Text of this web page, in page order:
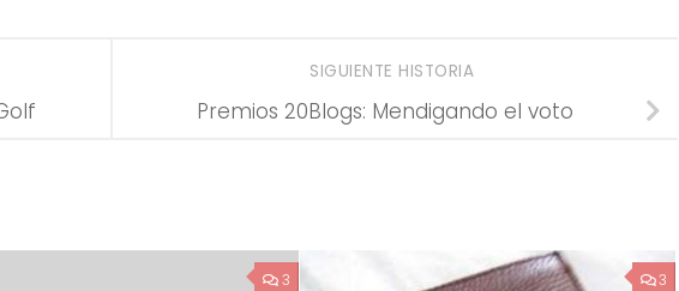
SIGUIENTE HISTORIA
Premios 20Blogs: Mendigando el voto
3 3